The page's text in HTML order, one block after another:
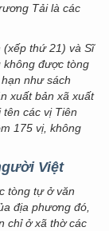
Tải là các
thứ 21) và Sĩ
không được tòng
như sách
xuất bản xã xuất
các vị Tiên
175 vị, không
Việt
tự ở văn
địa phương đó,
chỉ ở xã thờ các